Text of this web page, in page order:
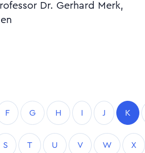
Dr. Gerhard Merk,
F G H I J K
S T U V W X